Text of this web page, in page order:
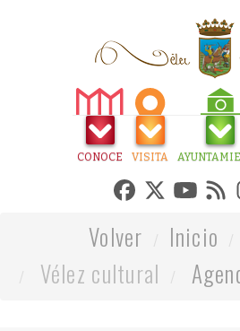
CONOCE VISITA
Volver Inicio
Vélez cultural